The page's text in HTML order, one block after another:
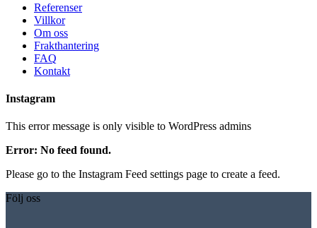
Referenser
Villkor
Om oss
Frakthantering
FAQ
Kontakt
Instagram
This error message is only visible to WordPress admins
Error: No feed found.
Please go to the Instagram Feed settings page to create a feed.
Följ oss